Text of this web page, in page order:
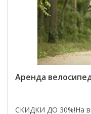
Аренда
СКИДКИ ДО 30%!На